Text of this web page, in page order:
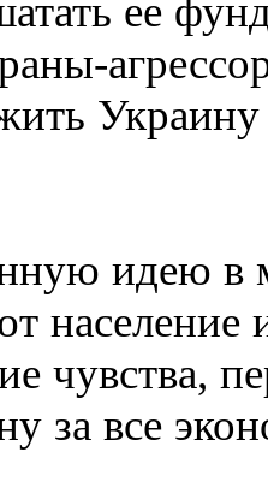
ее
идею в
чувства,
за все